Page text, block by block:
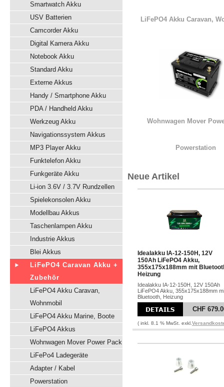
Smartwatch Akku
USV Batterien
Camcorder Akku
Digital Kamera Akku
Notebook Akku
Standard Akku
Externe Akkus
Handy / Smartphone Akku
PDA / Handheld Akku
Werkzeug Akku
Navigationssystem Akkus
MP3 Player Akku
Funktelefon Akku
Funkgeräte Akku
Li-ion 3.6V / 3.7V Rundzellen
Spielekonsolen Akku
Modellbau Akkus
Taschenlampen Akku
Industrie Akkus
Blei Akkus
LiFePO4 Caravan Akku +
Zubehör
LiFePO4 Akku Caravan,
Wohnmobil
LiFePO4 Akku Marine, Boote
LiFePO4 Akkus
Wohnwagen Mover Power Pack
LiFePo4 Ladegeräte
Adapter / Kabel
Powerstation
LiFePO4 Akku Caravan,
Wohnwagen Mover
Powerstation
Neue Artikel
Idealakku IA-12-150H, 12V
150Ah LiFePO4 Akku,
355x175x188mm mit
Heizung
Idealakku IA-12-150H, 12V 150Ah
LiFePO4 Akku, 355x175x188mm
Bluetooth, Heizung
CHF
( inkl. 8.1 % MwSt. exkl.